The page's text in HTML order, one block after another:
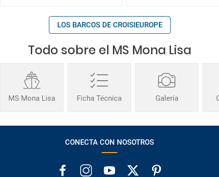
LOS BARCOS DE CROISIEUROPE
Todo sobre el MS Mona Lisa
MS Mona Lisa Ficha Técnica Galería
CONECTA CON NOSOTROS